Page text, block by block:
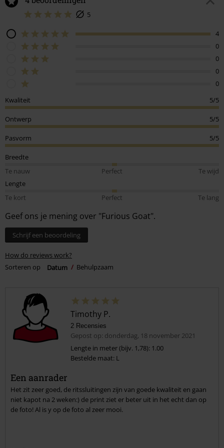
5
4
0
0
0
0
Kwaliteit
5/5
Ontwerp 5/5
Pasvorm 5/5
Breedte
Te nauw
Perfect
Te wijd
Lengte
Te kort
Perfect Te lang
Geef ons je mening over "Furious Goat".
Schrijf een beoordeling
How do reviews work?
Sorteren op
Datum Behulpzaam
Timothy P.
2 Recensies
Gepost op: donderdag, 18 november 2021
Lengte in meter (bijv. 1,78): 1.00
Bestelde maat: L
Een aanrader
Het zit zeer goed, de ritssluitingen zijn van goede kwaliteit en gaan
niet kapot na 2 weken:) de print ziet er beter uit in het echt dan op
de foto! Al is y op de foto al zeer mooi.